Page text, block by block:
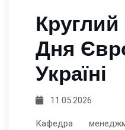
Круглий
Дня
Україні
11.05.2026
Кафедра